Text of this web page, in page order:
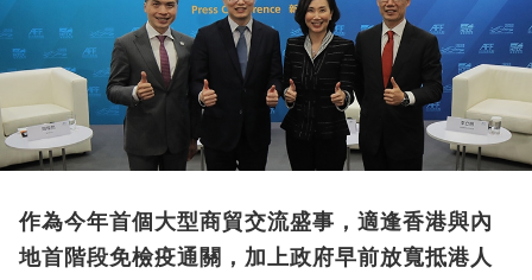
作為今年首個大型商貿交流盛事，適逢香港與內
地首階段免檢疫通關，加上政府早前放寬抵港人